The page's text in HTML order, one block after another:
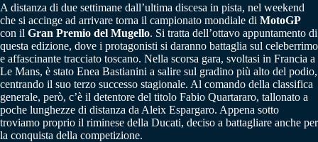
A distanza di due settimane dall’ultima discesa in pista, nel weekend
che si accinge ad arrivare torna il campionato mondiale di MotoGP
con il Gran Premio del Mugello. Si tratta dell’ottavo appuntamento di
questa edizione, dove i protagonisti si daranno battaglia sul celeberrimo
e affascinante tracciato toscano. Nella scorsa gara, svoltasi in Francia a
Le Mans, è stato Enea Bastianini a salire sul gradino più alto del podio,
centrando il suo terzo successo stagionale. Al comando della classifica
generale, però, c’è il detentore del titolo Fabio Quartararo, tallonato a
poche lunghezze di distanza da Aleix Espargaro. Appena sotto
troviamo proprio il riminese della Ducati, deciso a battagliare anche per
la conquista della competizione.